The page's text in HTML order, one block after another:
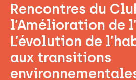
Rencontres du
l’Amélioration de
L’évolution de
aux transitions